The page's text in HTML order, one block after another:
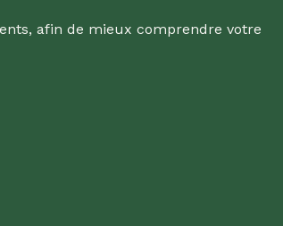
afin de mieux comprendre votre